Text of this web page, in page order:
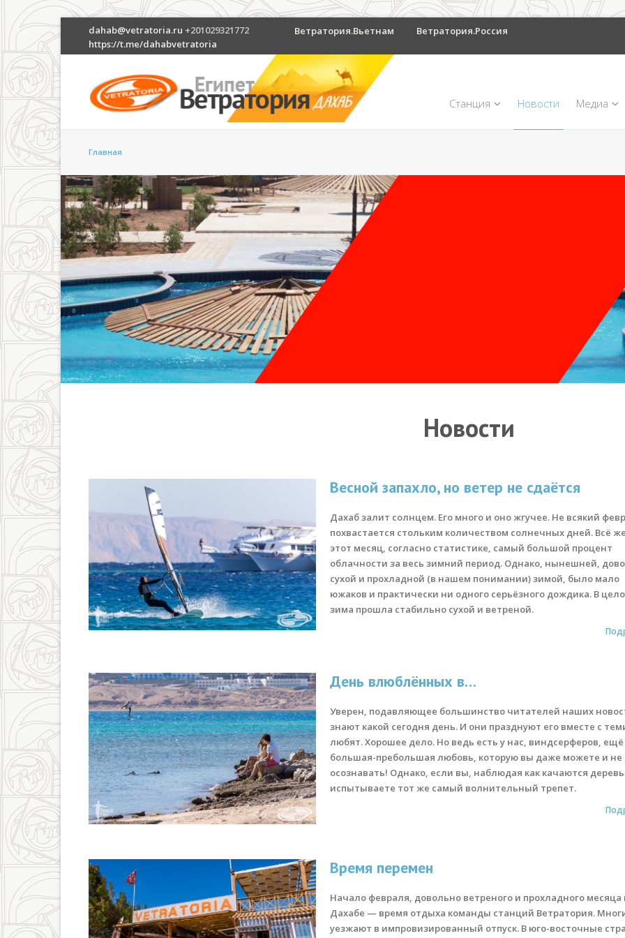
dahab@vetratoria.ru +201029321772
https://t.me/dahabvetratoria
Ветратория.Вьетнам Ветратория.Россия
Станция Новости Медиа
Главная
Новости
Весной запахло, но ветер не сдаётся
Дахаб залит солнцем. Его много и оно жгучее. Не всякий
похвастается стольким количеством солнечных дней. Всё
этот месяц, согласно статистике, самый большой процент
облачности за весь зимний период. Однако, нынешней,
сухой и прохладной (в нашем понимании) зимой, было мало
южаков и практически ни одного серьёзного дождика. В
зима прошла стабильно сухой и ветреной.
День влюблённых в…
Уверен, подавляющее большинство читателей наших
знают какой сегодня день. И они празднуют его вместе с
любят. Хорошее дело. Но ведь есть у нас, виндсерферов,
большая-пребольшая любовь, которую вы даже можете и не
осознавать! Однако, если вы, наблюдая как качаются
испытываете тот же самый волнительный трепет.
Время перемен
Начало февраля, довольно ветреного и прохладного месяца
Дахабе — время отдыха команды станций Ветратория.
уезжают в импровизированный отпуск. В юго-восточные